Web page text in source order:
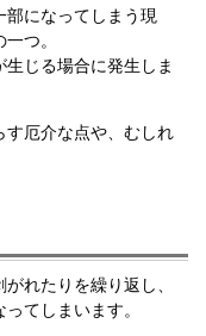
部になってしまう現
つ。
じる場合に発生しま
す厄介な点や、むしれ
れたりを繰り返し、
てしまいます。